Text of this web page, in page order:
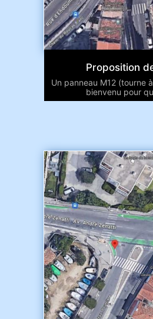
Proposition
Un panneau M12 (tourne
bienvenu pour